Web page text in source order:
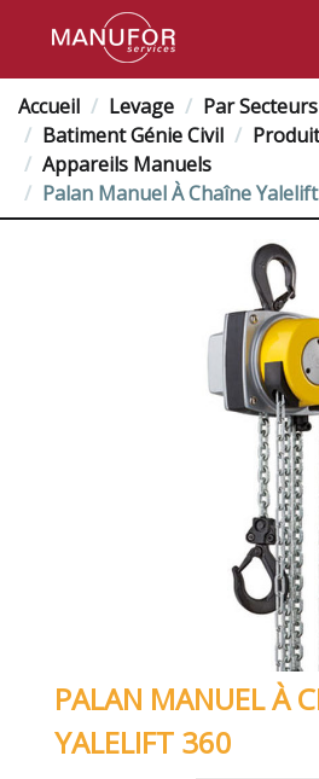
Accueil Levage
Par Secteurs
Batiment Génie Civil
Appareils Manuels
Palan Manuel À Chaîne
PALAN MANUEL À
YALELIFT 360